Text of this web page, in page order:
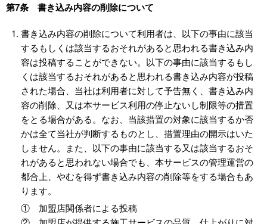
第7条 書き込み内容の削除について
書き込み内容の削除について利用者は、以下の事由に該当
するもしくは該当するおそれがあると思われる書き込み内
容は投稿することができない。以下の事由に該当するもし
くは該当するおそれがあると思われる書き込み内容が投稿
された場合、当社は利用者に対して予告無く、書き込み内
容の削除、又は本サービス利用の停止ないし制限等の措置
をとる場合がある。なお、当該措置の対象に該当するか否
かは全て当社が判断するものとし、措置理由の開示はいた
しません。また、以下の事由に該当する又は該当するおそ
れがあると思われない場合でも、本サービスの管理運営の
都合上、やむを得ず書き込み内容の削除等をする場合もあ
ります。
① 加盟店関係者による投稿